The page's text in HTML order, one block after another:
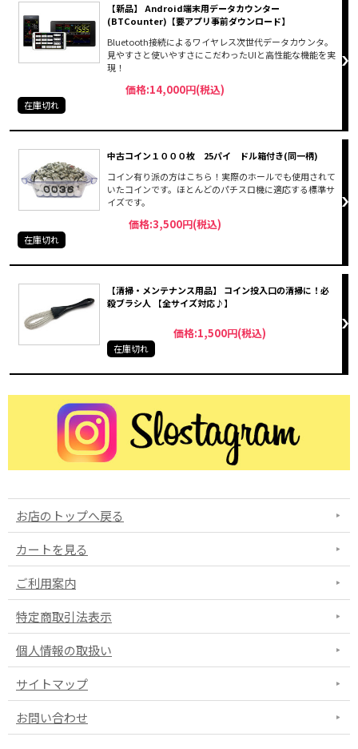
【新品】 Android端末用データカウンター
(BTCounter)【要アプリ事前ダウンロード】
Bluetooth接続によるワイヤレス次世代データカウンタ。
見やすさと使いやすさにこだわったUIと高性能な機能を実
現！
価格:14,000円(税込)
在庫切れ
中古コイン１０００枚 25パイ ドル箱付き(同一柄)
コイン有り派の方はこちら！実際のホールでも使用されて
いたコインです。ほとんどのパチスロ機に適応する標準サ
イズです。
価格:3,500円(税込)
在庫切れ
【清掃・メンテナンス用品】 コイン投入口の清掃に！必
殺ブラシ人 【全サイズ対応♪】
価格:1,500円(税込)
在庫切れ
お店のトップへ戻る
カートを見る
ご利用案内
特定商取引法表示
個人情報の取扱い
サイトマップ
お問い合わせ